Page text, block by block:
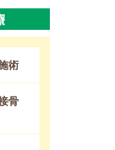
術
骨